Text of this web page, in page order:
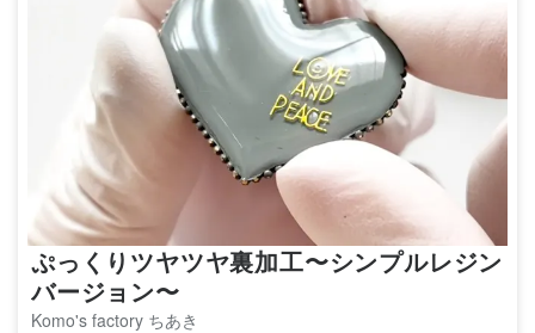
ぷっくりツヤツヤ裏加工〜シンプルレジン
バージョン〜
Komo's factory ちあき